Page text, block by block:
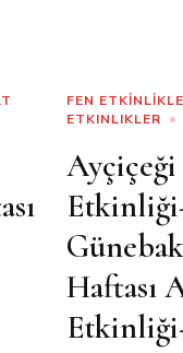
FEN
ETKINLIKLER
Ayçiçeği
Haftası